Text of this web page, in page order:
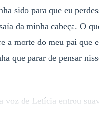
sido para que eu
da minha cabeça. O
a morte do meu pai que
que parar de pensar
voz de Letícia entrou